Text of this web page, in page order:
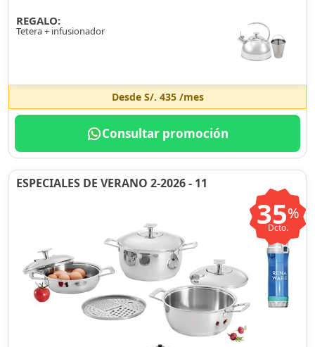
REGALO:
Tetera + infusionador
Desde S/. 435/mes
Consultar promoción
ESPECIALES DE VERANO 2-2026 - 11
35%
Dcto.